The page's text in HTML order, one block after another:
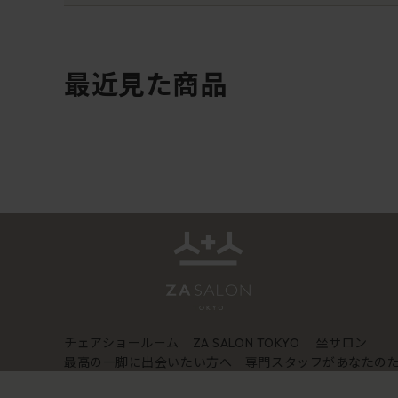
最近見た商品
チェアショールーム ZA SALON TOKYO
坐サロン
最高の一脚に出会いたい方へ 専門スタッフがあなたの